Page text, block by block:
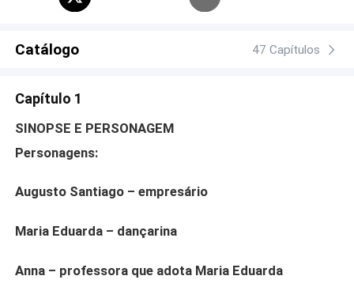
anos, expandir e multiplicar toda a sua fortuna, deixada
interessadas apenas em sua conta bancária. Vai
ninguém"
Catálogo 47 Capítulos
Capítulo 1
SINOPSE E PERSONAGEM
Personagens:
Augusto Santiago – empresário
Maria Eduarda – dançarina
Anna – professora que adota Maria Eduarda